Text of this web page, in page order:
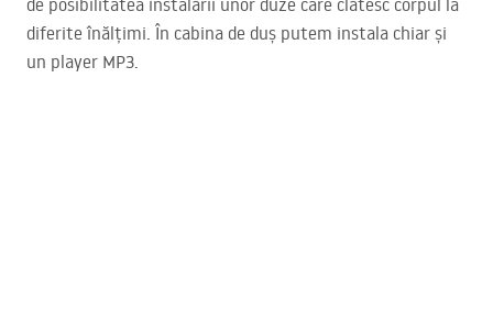
de posibilitatea instalării unor duze care clătesc corpul la
diferite înălțimi. În cabina de duș putem instala chiar și
un player MP3.